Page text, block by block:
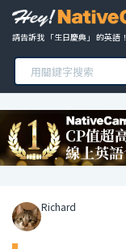
請告訴我 「生日慶典」 的英語！
Richard